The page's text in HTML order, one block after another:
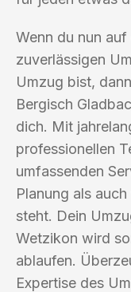
Wenn du nun
zuverlässigen
Umzug bist,
Bergisch
dich. Mit
professionellen
umfassenden
Planung als
steht. Dein
Wetzikon wird
ablaufen.
Expertise des